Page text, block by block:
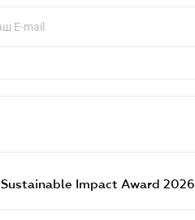
Impact Award 2026